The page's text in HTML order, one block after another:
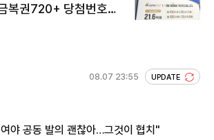
복권720+ 당첨번호조
08.07 23:55 UPDATE
야 공동 발의 괜찮아…그것이 협치"